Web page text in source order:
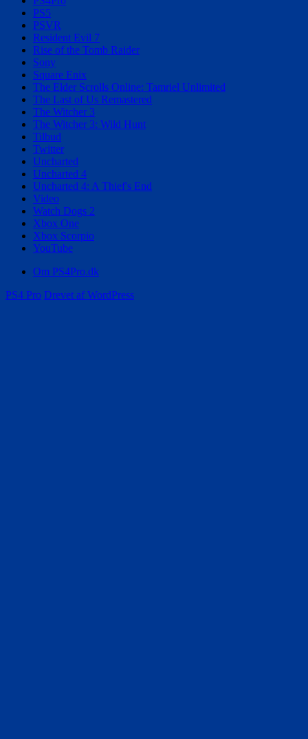
PS5
PSVR
Resident Evil 7
Rise of the Tomb Raider
Sony
Square Enix
The Elder Scrolls Online: Tamriel Unlimited
The Last of Us Remastered
The Witcher 3
The Witcher 3: Wild Hunt
Tilbud
Twitter
Uncharted
Uncharted 4
Uncharted 4: A Thief's End
Video
Watch Dogs 2
Xbox One
Xbox Scorpio
YouTube
Om PS4Pro.dk
PS4 Pro Drevet af WordPress